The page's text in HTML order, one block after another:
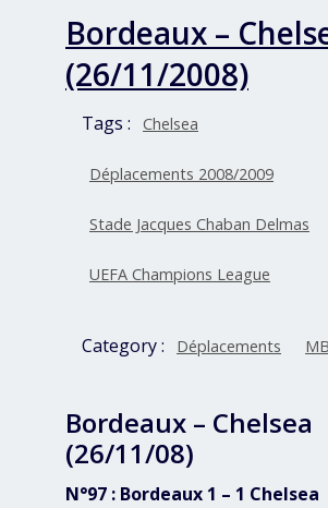
Bordeaux –
(26/11/2008)
Tags : Chelsea
Déplacements 2008/2009
Stade Jacques Chaban Delmas
UEFA Champions League
Category : Déplacements
Bordeaux – Chelsea
(26/11/08)
N°97 : Bordeaux 1 – 1 Chelsea